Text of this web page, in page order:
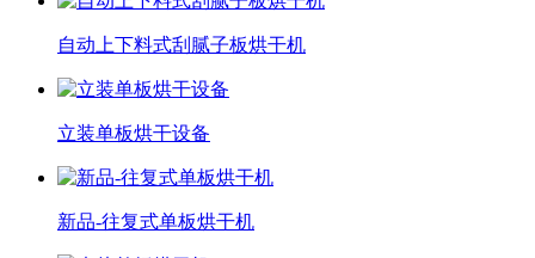
自动上下料式刮腻子板烘干机
立装单板烘干设备
新品-往复式单板烘干机